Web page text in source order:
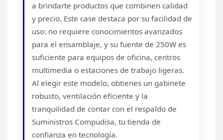
a brindarte productos que combinen calidad
y precio. Este case destaca por su facilidad de
uso: no requiere conocimientos avanzados
para el ensamblaje, y su fuente de 250W es
suficiente para equipos de oficina, centros
multimedia o estaciones de trabajo ligeras.
Al elegir este modelo, obtienes un gabinete
robusto, ventilación eficiente y la
tranquilidad de contar con el respaldo de
Suministros Compudisa, tu tienda de
confianza en tecnología.